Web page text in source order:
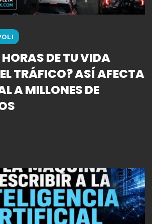
DE TU VIDA
EL TRÁFICO? ASÍ AFECTA
A MILLONES DE